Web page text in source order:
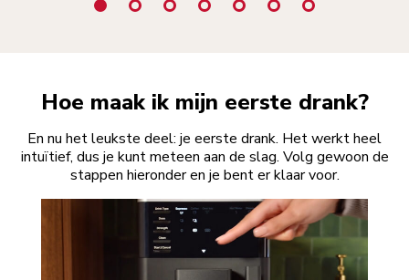
Hoe maak ik mijn eerste drank?
En nu het leukste deel: je eerste drank. Het werkt heel
intuïtief, dus je kunt meteen aan de slag. Volg gewoon de
stappen hieronder en je bent er klaar voor.